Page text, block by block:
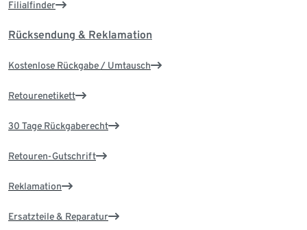
Filialfinder
Rücksendung & Reklamation
Kostenlose Rückgabe / Umtausch
Retourenetikett
30 Tage Rückgaberecht
Retouren-Gutschrift
Reklamation
Ersatzteile & Reparatur